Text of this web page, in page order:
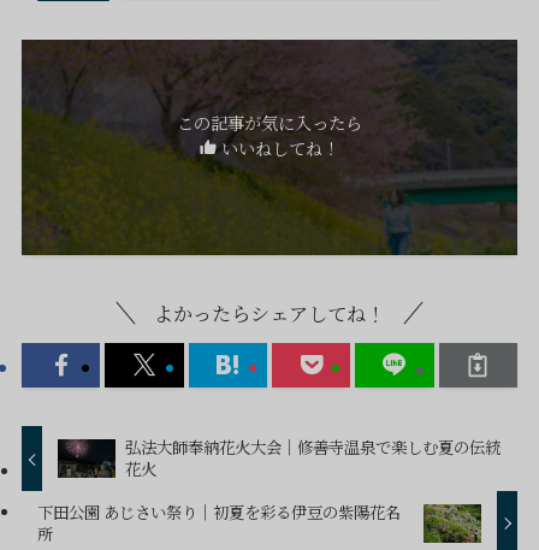
この記事が気に入ったら
いいねしてね！
よかったらシェアしてね！
弘法大師奉納花火大会｜修善寺温泉で楽しむ夏の伝統
花火
下田公園 あじさい祭り｜初夏を彩る伊豆の紫陽花名
所